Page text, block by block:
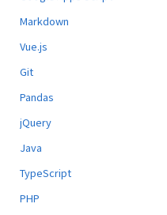
Markdown
Vue.js
Git
Pandas
jQuery
Java
TypeScript
PHP